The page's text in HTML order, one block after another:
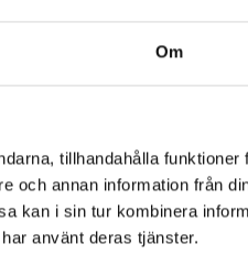
Om
tillhandahålla funktioner
och annan information från
kan i sin tur kombinera
använt deras tjänster.
Den är
kall och